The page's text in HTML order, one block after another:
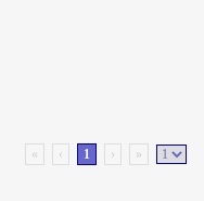
« ‹ 1 › »